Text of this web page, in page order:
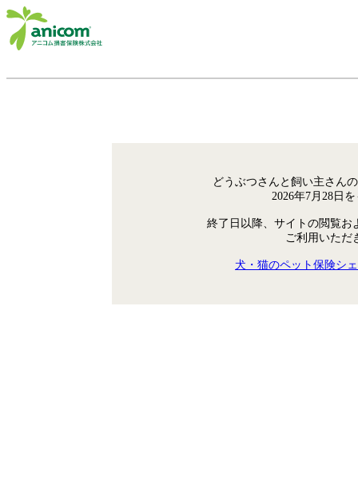
どうぶつさんと飼い主さん
2026年7月28日
終了日以降、サイトの閲覧お
ご利用いただ
犬・猫のペット保険シ